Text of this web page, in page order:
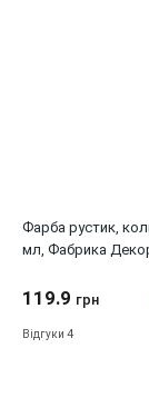
Фарба рустик,
мл, Фабрика
119.9 грн
Відгуки 4